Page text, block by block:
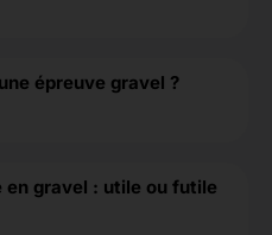
épreuve gravel ?
en gravel : utile ou futile